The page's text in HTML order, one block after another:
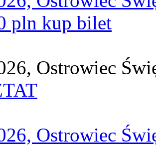
pln kup bilet
Ostrowiec
Ostrowiec